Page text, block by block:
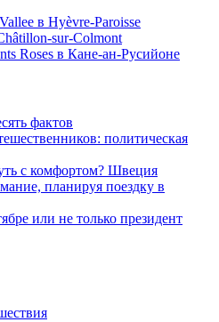
в Hyèvre-Paroisse
sur-Colmont
Roses в Кане-ан-Русийоне
фактов
политическая
с комфортом? Швеция
планируя поездку в
или не только президент